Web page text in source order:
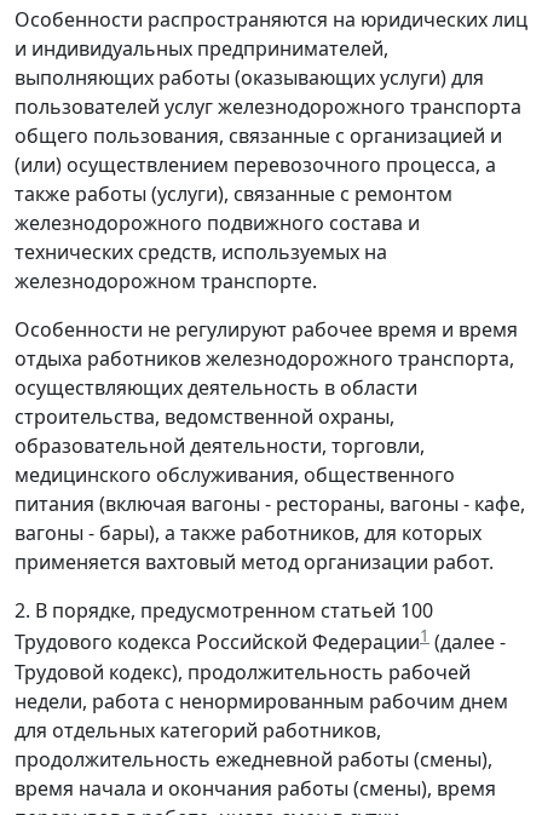
Особенности распространяются на юридических лиц
и индивидуальных предпринимателей,
выполняющих работы (оказывающих услуги) для
пользователей услуг железнодорожного транспорта
общего пользования, связанные с организацией и
(или) осуществлением перевозочного процесса, а
также работы (услуги), связанные с ремонтом
железнодорожного подвижного состава и
технических средств, используемых на
железнодорожном транспорте.
Особенности не регулируют рабочее время и время
отдыха работников железнодорожного транспорта,
осуществляющих деятельность в области
строительства, ведомственной охраны,
образовательной деятельности, торговли,
медицинского обслуживания, общественного
питания (включая вагоны - рестораны, вагоны - кафе,
вагоны - бары), а также работников, для которых
применяется вахтовый метод организации работ.
2. В порядке, предусмотренном статьей 100
Трудового кодекса Российской Федерации1 (далее -
Трудовой кодекс), продолжительность рабочей
недели, работа с ненормированным рабочим днем
для отдельных категорий работников,
продолжительность ежедневной работы (смены),
время начала и окончания работы (смены), время